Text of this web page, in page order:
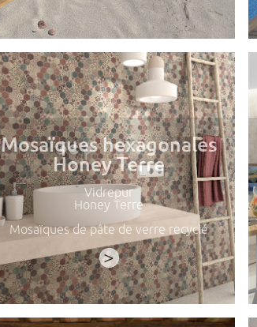
Mosaïques hexagonales
Honey Terre
Vidrepur
Honey Terre
Mosaïques de pâte de verre recyclé
>